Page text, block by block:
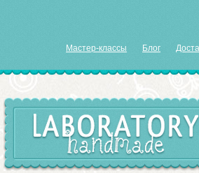
Мастер-классы Блог